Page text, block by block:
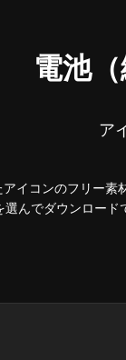
電池
ア
イコンのフリー素
んでダウンロード